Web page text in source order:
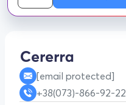
[email protected]
+38(073)-866-92-22